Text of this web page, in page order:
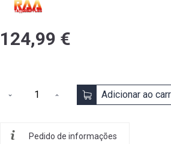
124,99 €
Adicionar ao
Pedido de informações